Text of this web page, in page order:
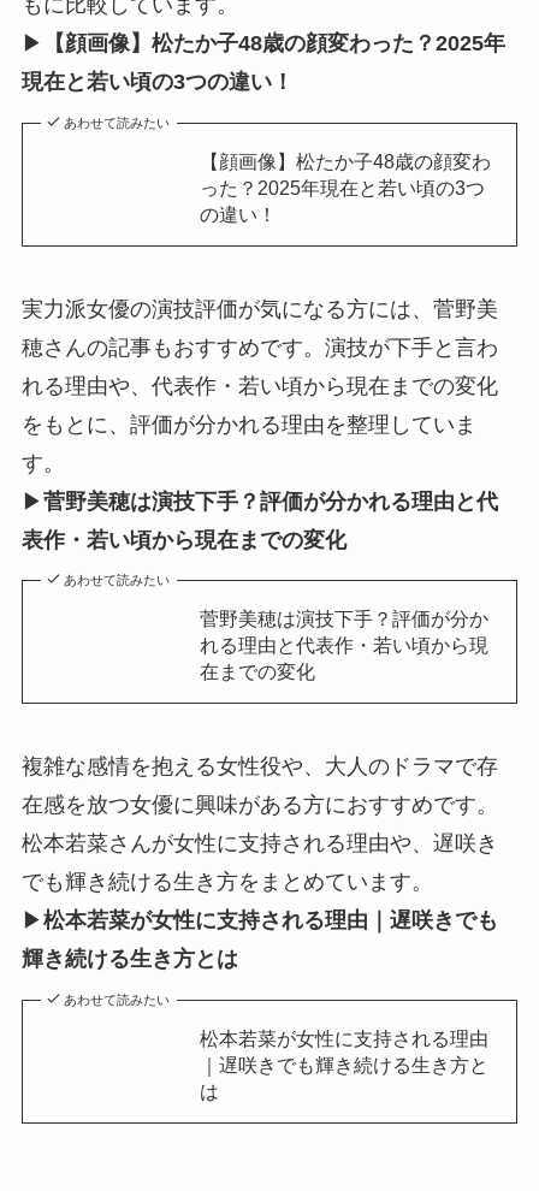
▶
【顔画像】松たか子48歳の顔変わった？2025年
現在と若い頃の3つの違い！
あわせて読みたい
【顔画像】松たか子48歳の顔変わ
った？2025年現在と若い頃の3つ
の違い！
実力派女優の演技評価が気になる方には、菅野美
穂さんの記事もおすすめです。演技が下手と言わ
れる理由や、代表作・若い頃から現在までの変化
をもとに、評価が分かれる理由を整理していま
す。
▶菅野美穂は演技下手？評価が分かれる理由と代
表作・若い頃から現在までの変化
あわせて読みたい
菅野美穂は演技下手？評価が分か
れる理由と代表作・若い頃から現
在までの変化
複雑な感情を抱える女性役や、大人のドラマで存
在感を放つ女優に興味がある方におすすめです。
松本若菜さんが女性に支持される理由や、遅咲き
でも輝き続ける生き方をまとめています。
▶松本若菜が女性に支持される理由｜遅咲きでも
輝き続ける生き方とは
あわせて読みたい
松本若菜が女性に支持される理由
｜遅咲きでも輝き続ける生き方と
は